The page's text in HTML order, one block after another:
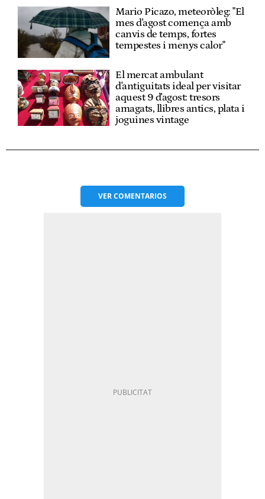
Mario Picazo, meteoròleg: "El
mes d'agost comença amb
canvis de temps, fortes
tempestes i menys calor"
El mercat ambulant
d'antiguitats ideal per visitar
aquest 9 d'agost: tresors
amagats, llibres antics, plata i
joguines vintage
VERCOMENTARIOS